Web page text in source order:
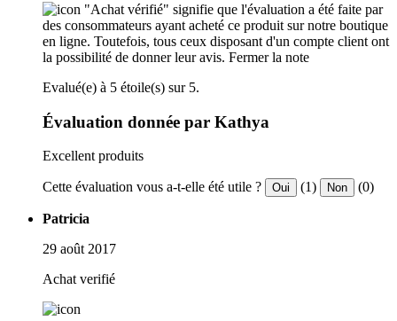
"Achat vérifié" signifie que l'évaluation a été faite par
des consommateurs ayant acheté ce produit sur notre boutique
en ligne. Toutefois, tous ceux disposant d'un compte client ont
la possibilité de donner leur avis. Fermer la note
Evalué(e) à 5 étoile(s) sur 5.
Évaluation donnée par Kathya
Excellent produits
Cette évaluation vous a-t-elle été utile ? Oui (1) Non (0)
Patricia
29 août 2017
Achat verifié